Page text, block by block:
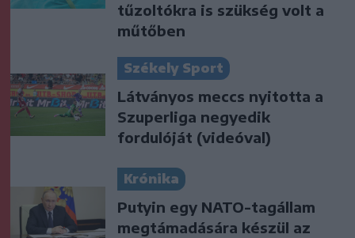
tűzoltókra is szükség volt a
műtőben
Székely Sport
Látványos meccs nyitotta a
Szuperliga negyedik
fordulóját (videóval)
Krónika
Putyin egy NATO-tagállam
megtámadására készül az